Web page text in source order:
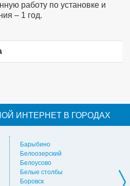
работу по установке и
– 1 год.
ИНТЕРНЕТ В ГОРОДАХ
Барыбино
Белоозерский
Белоусово
Белые столбы
Боровск